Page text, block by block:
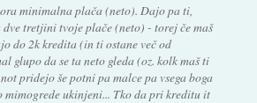
minimalna plača (neto). Dajo pa ti,
dve tretjini tvoje plače (neto) - torej če maš
do 2k kredita (in ti ostane več od
glupo da se ta neto gleda (oz. kolk maš ti
pridejo še potni pa malce pa vsega boga
mimogrede ukinjeni... Tko da pri kreditu it